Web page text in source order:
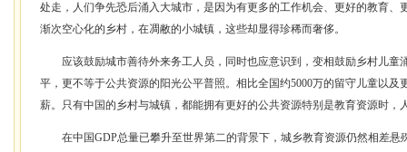
处走，人们争先恐后涌入大城市，是因为有更多的工作机会、更好的教育、
渐次空心化的乡村，在凋敝的小城镇，这些却显得珍稀而奢侈。
应该鼓励城市善待外来务工人员，同时也应意识到，变相鼓励乡村儿童
平，更不等于公共资源的阳光公平普照。相比全国约5000万的留守儿童以及
薪。只有中国的乡村与城镇，都能拥有更好的公共资源特别是教育资源时，
在中国GDP总量已攀升至世界第二的背景下，城乡教育资源仍然相差